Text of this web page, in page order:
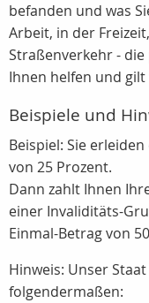
befanden und was
Arbeit, in der
Straßenverkehr -
Ihnen helfen und
Beispiele und
Beispiel: Sie
von 25 Prozent.
Dann zahlt Ihnen
einer Invaliditäts-
Einmal-Betrag von
Hinweis: Unser
folgendermaßen: